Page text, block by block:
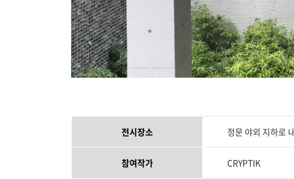
전시장소 정문 야외 지하로
참여작가 CRYPTIK